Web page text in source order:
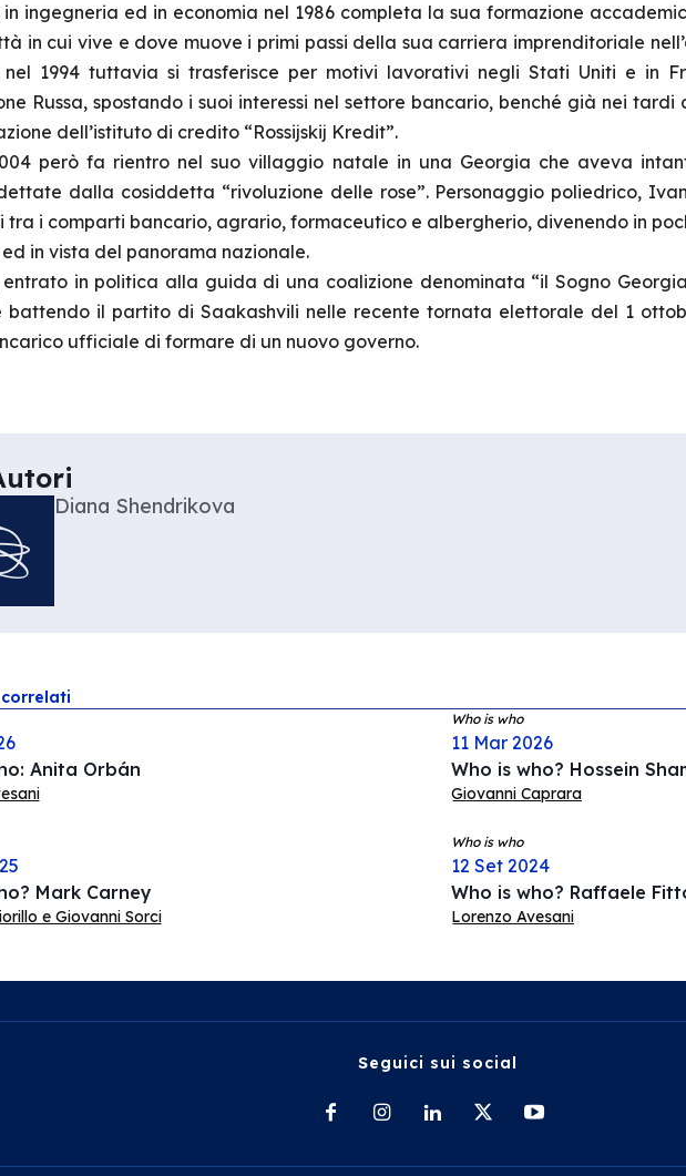
ingegneria ed in economia nel 1986 completa la sua formazione
in cui vive e dove muove i primi passi della sua carriera imprenditoriale
nel 1994 tuttavia si trasferisce per motivi lavorativi negli Stati Uniti e in
Russa, spostando i suoi interessi nel settore bancario, benché già nei
dell’istituto di credito “Rossijskij Kredit”.
però fa rientro nel suo villaggio natale in una Georgia che aveva
dalla cosiddetta “rivoluzione delle rose”. Personaggio poliedrico,
tra i comparti bancario, agrario, formaceutico e albergherio, divenendo in
in vista del panorama nazionale.
entrato in politica alla guida di una coalizione denominata “il Sogno
battendo il partito di Saakashvili nelle recente tornata elettorale del 1
ufficiale di formare di un nuovo governo.
Diana Shendrikova
Anita Orbán
Who is who
11 Mar 2026
Who is who? Hossein
Giovanni Caprara
Mark Carney
e Giovanni Sorci
Who is who
12 Set 2024
Who is who? Raffaele
Lorenzo Avesani
Seguici sui social